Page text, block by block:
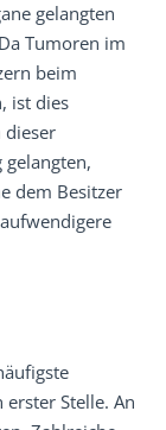
gelangten
Tumoren im
beim
ist dies
dieser
dem Besitzer
Stelle. An